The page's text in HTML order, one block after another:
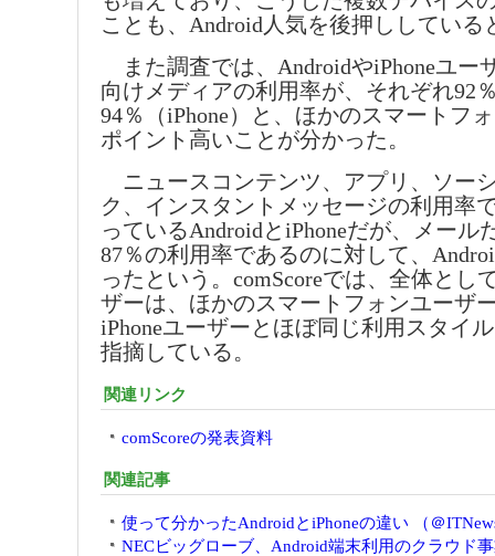
ことも、Android人気を後押ししている
また調査では、AndroidやiPhoneユー
向けメディアの利用率が、それぞれ92
94％（iPhone）と、ほかのスマートフ
ポイント高いことが分かった。
ニュースコンテンツ、アプリ、ソー
ク、インスタントメッセージの利用率
っているAndroidとiPhoneだが、メール
87％の利用率であるのに対して、
ったという。comScoreでは、全体とし
ザーは、ほかのスマートフォンユーザ
iPhoneユーザーとほぼ同じ利用スタイ
指摘している。
関連リンク
comScoreの発表資料
関連記事
使って分かったAndroidとiPhoneの違い （＠
NECビッグローブ、Android端末利用のクラウド